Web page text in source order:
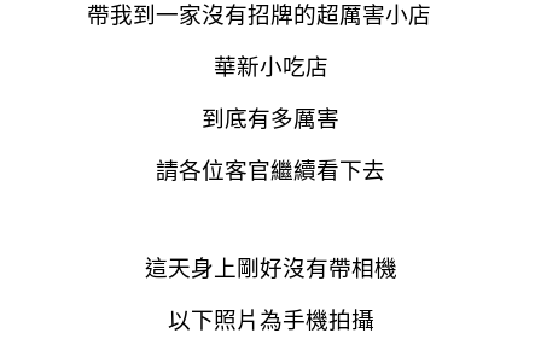
帶我到一家沒有招牌的超厲害小店
華新小吃店
到底有多厲害
請各位客官繼續看下去
這天身上剛好沒有帶相機
以下照片為手機拍攝